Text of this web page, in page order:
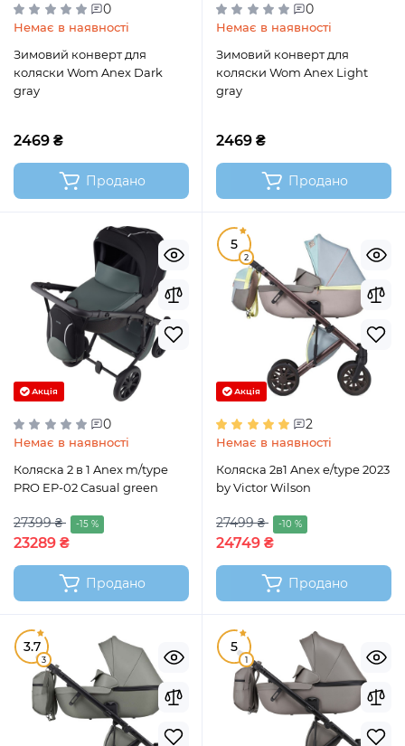
0
Немає в наявності
Зимовий конверт для
коляски Wom Anex Dark
gray
2469 ₴
Продано
0
Немає в наявності
Зимовий конверт для
коляски Wom Anex Light
gray
2469 ₴
Продано
Акція
0
Немає в наявності
Коляска 2 в 1 Anex m/type
PRO EP-02 Casual green
27399 ₴ -15 %
23289 ₴
Продано
5
2
Акція
2
Немає в наявності
Коляска 2в1 Anex e/type 2023
by Victor Wilson
27499 ₴ -10 %
24749 ₴
Продано
3.7
3
5
1